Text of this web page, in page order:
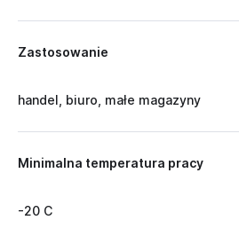
Zastosowanie
handel, biuro, małe magazyny
Minimalna temperatura pracy
-20 C